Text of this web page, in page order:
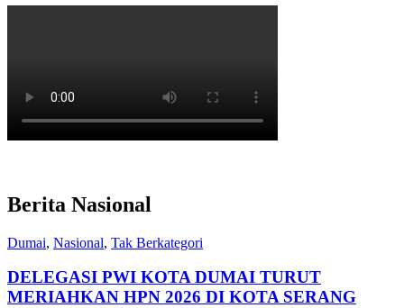
Berita Nasional
Dumai, Nasional, Tak Berkategori
DELEGASI PWI KOTA DUMAI TURUT
MERIAHKAN HPN 2026 DI KOTA SERANG